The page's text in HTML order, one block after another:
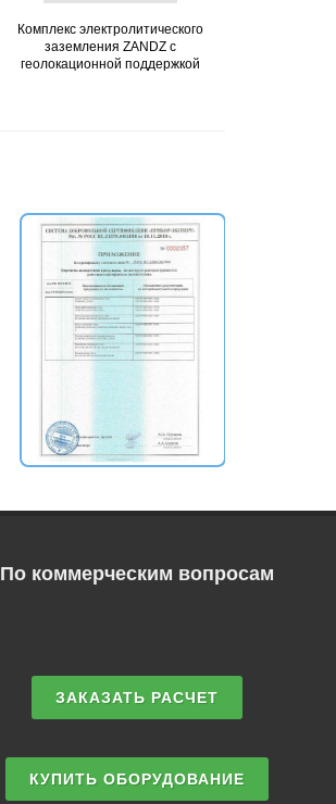
Подробнее
Комплекс электролитического
заземления ZANDZ с
геолокационной поддержкой
По коммерческим вопросам
ЗАКАЗАТЬ РАСЧЕТ
КУПИТЬ ОБОРУДОВАНИЕ